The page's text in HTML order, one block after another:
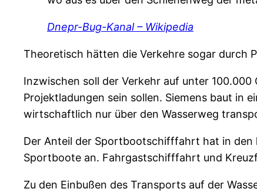
Dnepr-Bug-Kanal – Wikipedia
Theoretisch hätten die Verkehre sogar durch
Inzwischen soll der Verkehr auf unter
Projektladungen sein sollen. Siemens baut in
wirtschaftlich nur über den Wasserweg
Der Anteil der Sportbootschifffahrt hat in den
Sportboote an. Fahrgastschifffahrt und
Zu den Einbußen des Transports auf der